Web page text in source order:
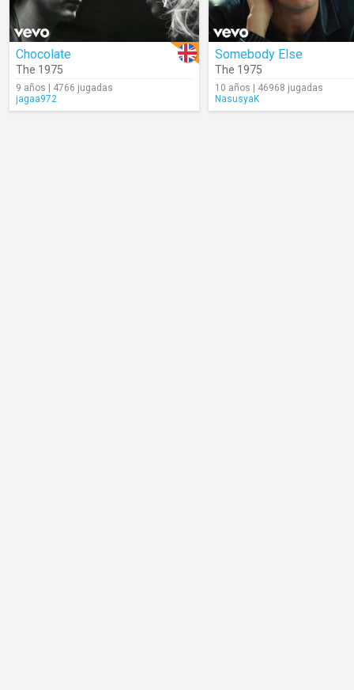
Chocolate
The 1975
9 años | 4766 jugadas
jagaa972
Somebody Else
The 1975
10 años | 46968 jugadas
NasusyaK